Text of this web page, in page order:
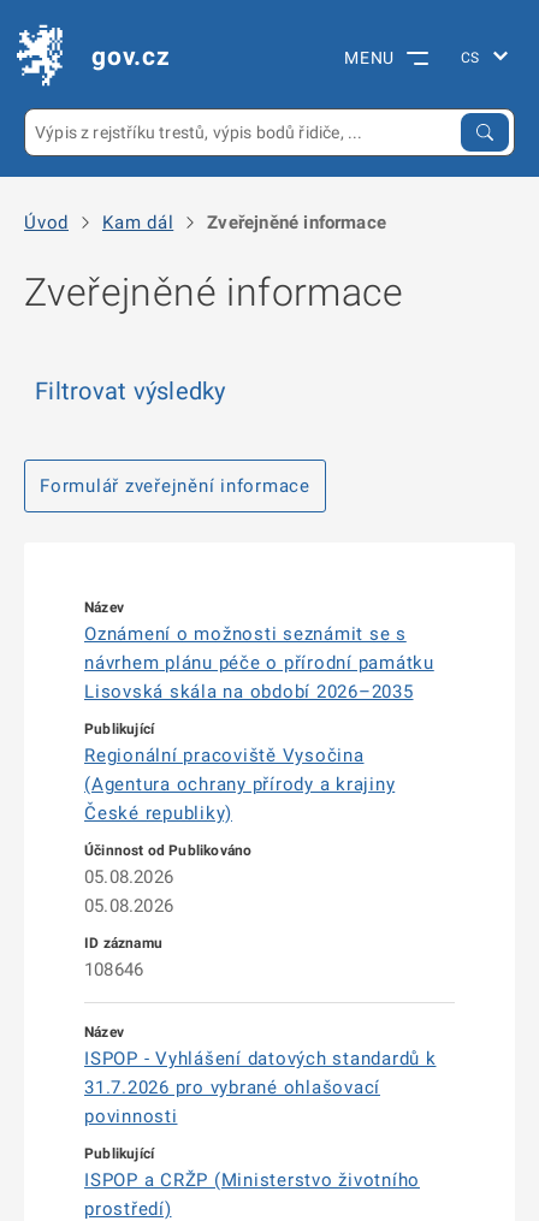
gov.cz MENU
Úvod Kam dál Zveřejněné informace
Zveřejněné informace
Filtrovat výsledky
Formulář zveřejnění informace
Oznámení o možnosti seznámit se s
návrhem plánu péče o přírodní památku
Lisovská skála na období 2026–2035
Regionální pracoviště Vysočina
(Agentura ochrany přírody a krajiny
České republiky)
05.08.2026
05.08.2026
108646
ISPOP - Vyhlášení datových standardů k
31.7.2026 pro vybrané ohlašovací
povinnosti
ISPOP a CRŽP (Ministerstvo životního
prostředí)